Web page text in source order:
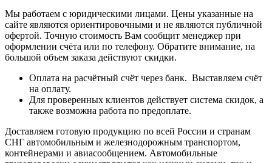
Мы работаем с юридическими лицами. Цены указанные на
сайте являются ориентировочными и не являются публичной
офертой. Точную стоимость Вам сообщит менеджер при
оформлении счёта или по телефону. Обратите внимание, на
большой объем заказа действуют скидки.
Оплата на расчётный счёт через банк. Выставляем счёт
на оплату.
Для проверенных клиентов действует система скидок, а
также возможна работа по предоплате.
Доставляем готовую продукцию по всей России и странам
СНГ автомобильным и железнодорожным транспортом,
контейнерами и авиасообщением. Автомобильные